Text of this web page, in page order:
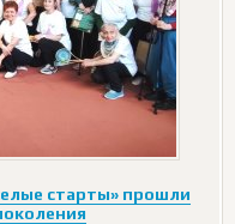
старты» прошли